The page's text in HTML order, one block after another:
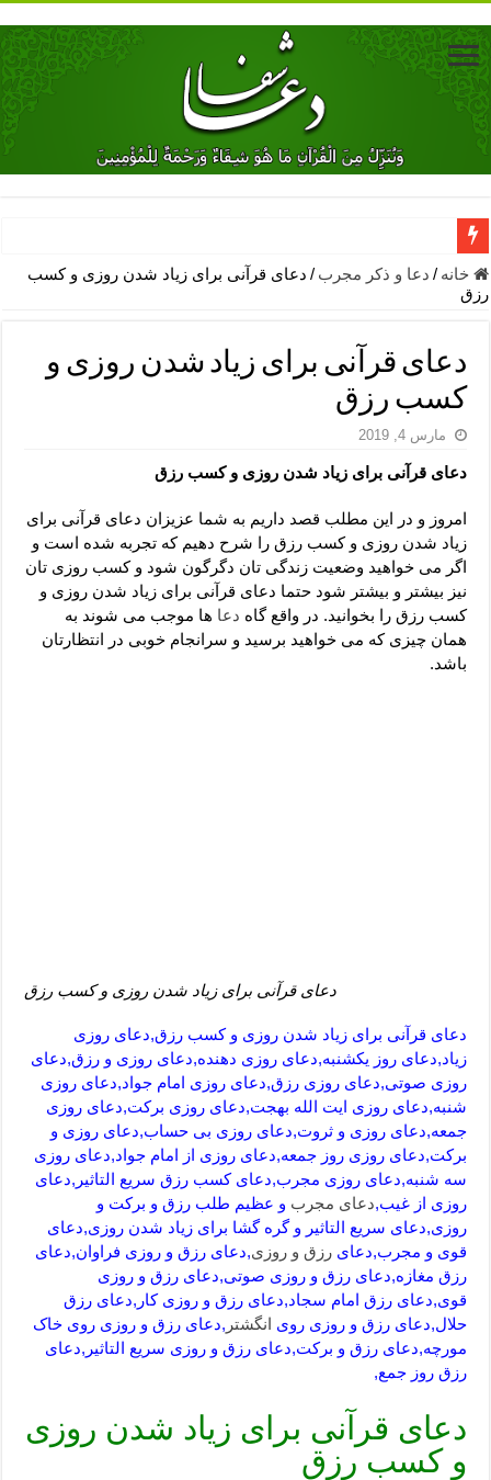
دعای جلب محبت فوری معشوق – دعای جلب محبت شوهر
دعای مشکل گشا برای رفع فقر – ذکرهای روزی‌ بخش
معجزات دعای یا من اظهر الجمیل – دعای یا من اظهر الجمیل برای
مهم ترین اذکار الهی و فضیلت آن ها – ذکر مخصوص مستجاب الدعوه
دعا برای ترس بچه ها در خواب – دعای ترس و بی خوابی کودکان
نماز حاجت برای کار گشایی- دعای رفع مشکلات و طلب حاجت
لا حول ولا قوة الا بالله برای چشم زخم – دعای چشم زخم ماشاالله
دعای قوی رفع ترس – دعای مجرب برای آرامش قلب و رفع اضطراب
دعا برای پولدار شدن در یک روز – دعای ثروت حضرت سلیمان
خانه / دعا و ذکر مجرب / دعای قرآنی برای زیاد شدن روزی و کسب
رزق
دعای قرآنی برای زیاد شدن روزی و
کسب رزق
مارس 4, 2019
دعای قرآنی برای زیاد شدن روزی و کسب رزق
امروز و در این مطلب قصد داریم به شما عزیزان دعای قرآنی برای
زیاد شدن روزی و کسب رزق را شرح دهیم که تجربه شده است و
اگر می خواهید وضعیت زندگی تان دگرگون شود و کسب روزی تان
نیز بیشتر و بیشتر شود حتما دعای قرآنی برای زیاد شدن روزی و
کسب رزق را بخوانید. در واقع گاه دعا ها موجب می شوند به
همان چیزی که می خواهید برسید و سرانجام خوبی در انتظارتان
باشد.
دعای قرآنی برای زیاد شدن روزی و کسب رزق
دعای قرآنی برای زیاد شدن روزی و کسب رزق,دعای روزی
زیاد,دعای روز یکشنبه,دعای روزی دهنده,دعای روزی و رزق,دعای
روزی صوتی,دعای روزی رزق,دعای روزی امام جواد,دعای روزی
شنبه,دعای روزی ایت الله بهجت,دعای روزی برکت,دعای روزی
جمعه,دعای روزی و ثروت,دعای روزی بی حساب,دعای روزی و
برکت,دعای روزی روز جمعه,دعای روزی از امام جواد,دعای روزی
سه شنبه,دعای روزی مجرب,دعای کسب رزق سریع التاثیر,دعای
روزی از غیب,دعای مجرب و عظیم طلب رزق و برکت و
روزی,دعای سریع التاثیر و گره گشا برای زیاد شدن روزی,دعای
قوی و مجرب,دعایرزق و روزی,دعای رزق و روزی فراوان,دعای
رزق مغازه,دعای رزق و روزی صوتی,دعای رزق و روزی
قوی,دعای رزق امام سجاد,دعای رزق و روزی کار,دعای رزق
حلال,دعای رزق و روزی روی انگشتر ,دعای رزق و روزی روی خاک
مورچه,دعای رزق و برکت,دعای رزق و روزی سریع التاثیر,دعای
رزق روز جمع,
دعای قرآنی برای زیاد شدن روزی
و کسب رزق